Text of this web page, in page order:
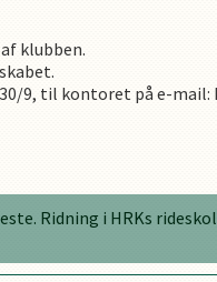
klubben.
30/9, til kontoret påe-mail:
Ridning i HRKs